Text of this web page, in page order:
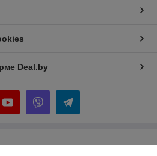
Deal.by